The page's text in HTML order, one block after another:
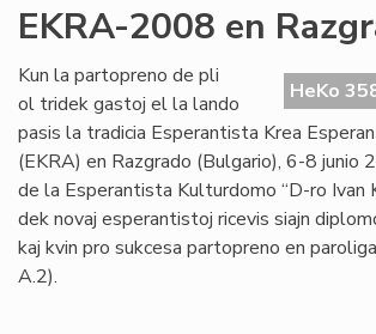
EKRA-2008 en
HeKo
Kun la partopreno de pli
ol tridek gastoj el la lando
pasis la tradicia Esperantista Krea
(EKRA) en Razgrado (Bulgario), 6-8 junio
de la Esperantista Kulturdomo “D-ro Ivan
dek novaj esperantistoj ricevis siajn
kaj kvin pro sukcesa partopreno en
A.2).